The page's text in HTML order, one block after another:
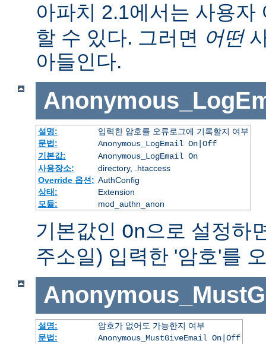
아파치 2.1에서는 사용자
할 수 있다. 그러면 어떤
아들인다.
설명:
입력한 암호를 오류로그에 기록할지 여부
문법:
Anonymous_LogEmail On|Off
기본값:
Anonymous_LogEmail On
사용장소:
directory, .htaccess
Override 옵션: AuthConfig
상태:
Extension
모듈:
mod_authn_anon
기본값인 On으로 설정하
주소일) 입력한 '암호'를
설명:
암호가 없어도 가능한지 여부
문법:
Anonymous_MustGiveEmail On|Off